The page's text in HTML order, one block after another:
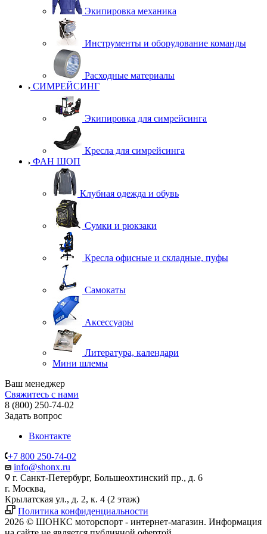
Экипировка механика
Инструменты и оборудование команды
Расходные материалы
СИМРЕЙСИНГ
Экипировка для симрейсинга
Кресла для симрейсинга
ФАН ШОП
Клубная одежда и обувь
Сумки и рюкзаки
Кресла офисные и складные, пуфы
Самокаты
Аксессуары
Литература, календари
Мини шлемы
Ваш менеджер
Свяжитесь с нами
8 (800) 250-74-02
Задать вопрос
Вконтакте
+7 800 250-74-02
info@shonx.ru
г. Санкт-Петербург, Большеохтинский пр., д. 6
г. Москва,
Крылатская ул., д. 2, к. 4 (2 этаж)
Политика конфиденциальности
2026 © ШОНКС моторспорт - интернет-магазин. Информация